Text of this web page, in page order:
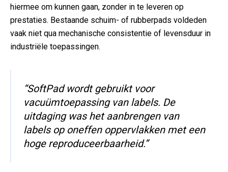
hiermee om kunnen gaan, zonder in te leveren op
prestaties. Bestaande schuim- of rubberpads voldeden
vaak niet qua mechanische consistentie of levensduur in
industriële toepassingen.
“SoftPad wordt gebruikt voor
vacuümtoepassing van labels. De
uitdaging was het aanbrengen van
labels op oneffen oppervlakken met een
hoge reproduceerbaarheid.”